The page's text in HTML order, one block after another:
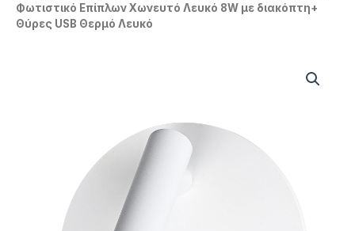
Φωτιστικό Επίπλων Χωνευτό Λευκό 8W με διακόπτη+
Θύρες USB Θερμό Λευκό